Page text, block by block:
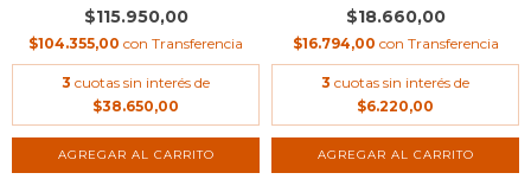
$115.950,00
$104.355,00 con Transferencia
3 cuotas sin interés de
$38.650,00
$18.660,00
$16.794,00 con Transferencia
3 cuotas sin interés de
$6.220,00